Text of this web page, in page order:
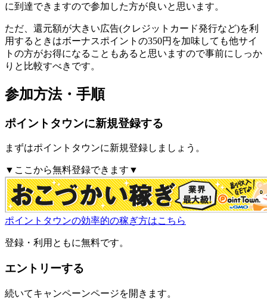
に到達できますので参加した方が良いと思います。
ただ、 還元額が大きい広告(クレジットカード発行など)を利
用するときはボーナスポイントの350円を加味しても他サイ
トの方がお得になることもある と思いますので事前にしっか
りと比較すべきです。
参加方法・手順
ポイントタウンに新規登録する
まずはポイントタウンに新規登録しましょう。
▼ここから無料登録できます▼
ポイントタウンの効率的の稼ぎ方はこちら
登録・利用ともに無料です。
エントリーする
続いてキャンペーンページを開きます。